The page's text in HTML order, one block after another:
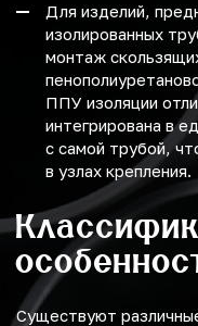
Для изделий,
изолированных
монтаж
ППУ изоляции
интегрирована в
с самой трубой,
в узлах крепления.
Существуют